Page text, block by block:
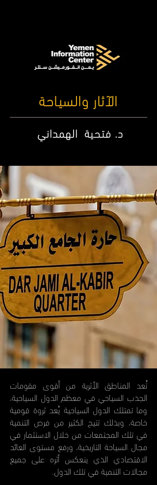
الآثار والسياحة
د. فتحية الهمداني
تُعد المناطق الأثرية من أقوى مقومات
الجذب السياحي في معظم الدول السياحية،
وما تمتلك الدول السياحية يُعد ثروة قومية
خاصة، وبذلك تتيح الكثير من فرص التنمية
في تلك المجتمعات من خلال الاستثمار في
مجال السياحة التاريخية، ورفع مستوى العائد
الاقتصادي الذي ينعكس أثره على جميع
مجالات التنمية في تلك الدول.